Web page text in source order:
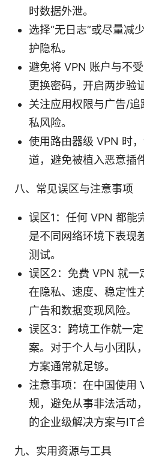
时数据外泄。
选择“无日志”或尽量减
护隐私。
避免将 VPN 账户与不
更换密码，开启两步验
关注应用权限与广告/
私风险。
使用路由器级 VPN 时
道，避免被植入恶意插
八、常见误区与注意事项
误区1：任何 VPN 都能
是不同网络环境下表现
测试。
误区2：免费 VPN 就一
在隐私、速度、稳定性
广告和数据变现风险。
误区3：跨境工作就一
案。对于个人与小团队
方案通常就足够。
注意事项：在中国使用
规，避免从事非法活动
的企业级解决方案与IT
九、实用资源与工具